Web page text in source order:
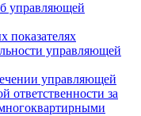
управляющей
показателях
управляющей
управляющей
ответственности за